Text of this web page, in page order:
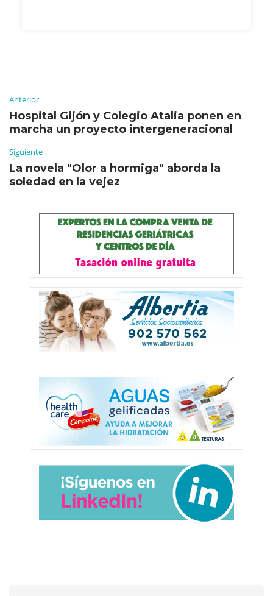
Anterior
Hospital Gijón y Colegio Atalia ponen en
marcha un proyecto intergeneracional
Siguiente
La novela "Olor a hormiga" aborda la
soledad en la vejez